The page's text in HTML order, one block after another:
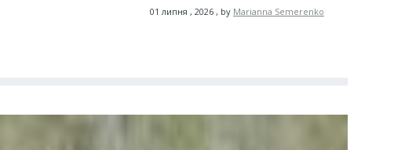
01 липня , 2026, by Marianna Semerenko